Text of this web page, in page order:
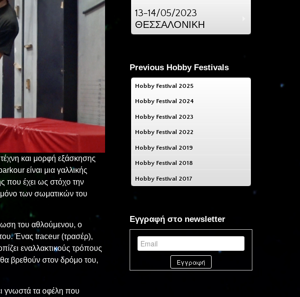
και μορφή εξάσκησης
είναι μια γαλλικής
που έχει ως στόχο την
μόνο των σωματικών του
του αθλούμενου, ο
Ένας traceur (τρασέρ),
εναλλακτικούς τρόπους
θα βρεθούν στον δρόμο του,
γνωστά τα οφέλη που
13-14/05/2023
ΘΕΣΣΑΛΟΝΙΚΗ
Previous Hobby Festivals
Hobby Festival 2025
Hobby Festival 2024
Hobby Festival 2023
Hobby Festival 2022
Hobby Festival 2019
Hobby Festival 2018
Hobby Festival 2017
Εγγραφή στο newsletter